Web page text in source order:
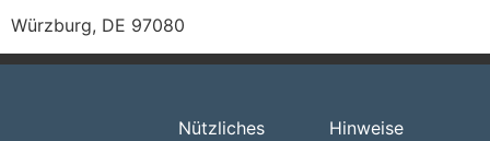
Würzburg, DE 97080
Nützliches Hinweise